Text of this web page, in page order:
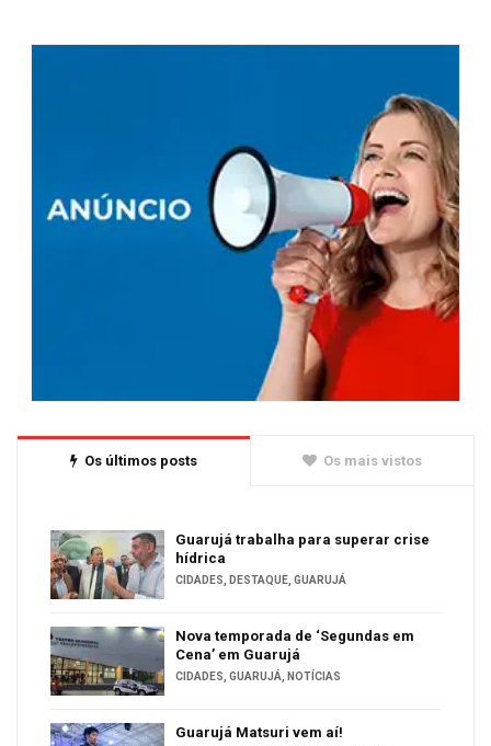
Os últimos posts Os mais vistos
Guarujá trabalha para superar crise
hídrica
CIDADES, DESTAQUE, GUARUJÁ
Nova temporada de ‘Segundas em
Cena’ em Guarujá
CIDADES, GUARUJÁ, NOTÍCIAS
Guarujá Matsuri vem aí!